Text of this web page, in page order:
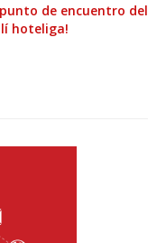
de encuentro del
hoteliga!